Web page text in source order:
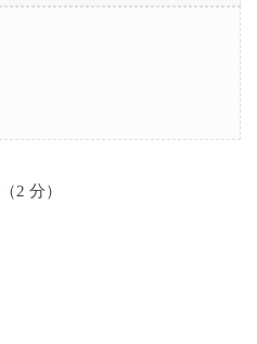
（2 分）